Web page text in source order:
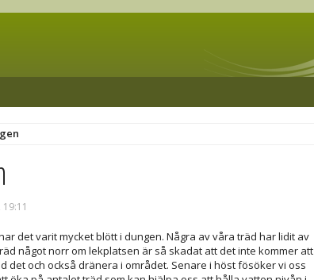
det varit mycket blött i dungen. Några av våra träd har lidit av
något norr om lekplatsen är så skadat att det inte kommer att
det och också dränera i området. Senare i höst fösöker vi oss